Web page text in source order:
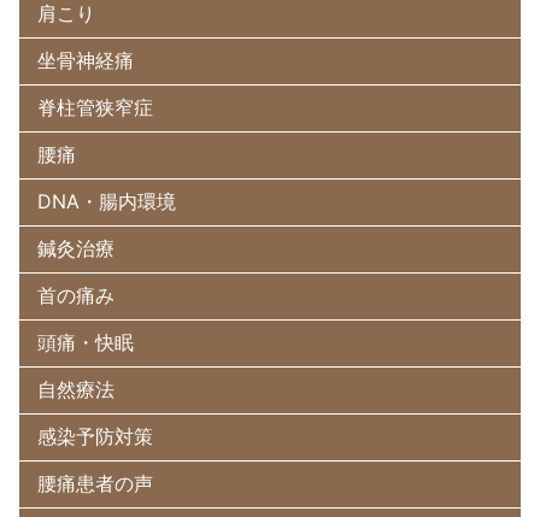
肩こり
坐骨神経痛
脊柱管狭窄症
腰痛
DNA・腸内環境
鍼灸治療
首の痛み
頭痛・快眠
自然療法
感染予防対策
腰痛患者の声